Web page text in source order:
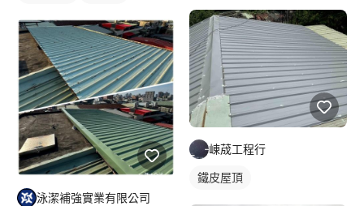
泳潔補強實業有限公司
崠荿工程行
鐵皮屋頂